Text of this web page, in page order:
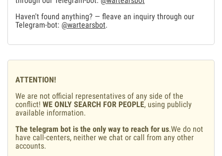
Haven't found anything? — fleave an inquiry through our
Telegram-bot: @wartearsbot.
ATTENTION!
We are not official representatives of any side of the
conflict! WE ONLY SEARCH FOR PEOPLE, using publicly
available information.
The telegram bot is the only way to reach for us.We do not
have call-centers, neither we chat or call from any other
accounts.